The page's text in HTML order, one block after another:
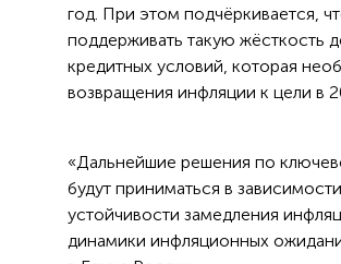
год. При этом подчёркивается,
поддерживать такую жёсткость
кредитных условий, которая
возвращения инфляции к цели в
«Дальнейшие решения по
будут приниматься в
устойчивости замедления
динамики инфляционных